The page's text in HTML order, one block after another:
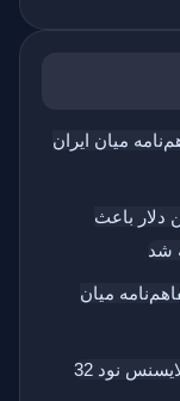
میان ایران
دلار باعث
شد
میان
نود 32